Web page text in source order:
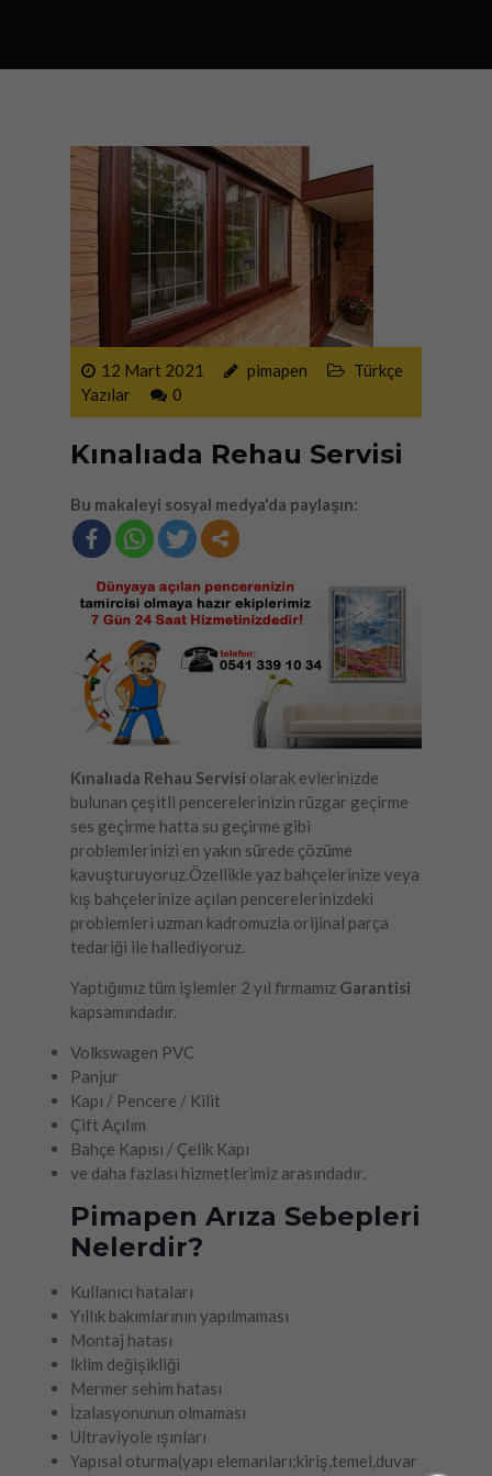
12 Mart 2021 pimapen
Türkçe
Yazılar
0
Kınalıada Rehau Servisi
Bu makaleyi sosyal medya'da paylaşın:
Kınalıada Rehau Servisi olarak evlerinizde
bulunan çeşitli pencerelerinizin rüzgar geçirme
ses geçirme hatta su geçirme gibi
problemlerinizi en yakın sürede çözüme
kavuşturuyoruz.Özellikle yaz bahçelerinize veya
kış bahçelerinize açılan pencerelerinizdeki
problemleri uzman kadromuzla orijinal parça
tedariği ile hallediyoruz.
Yaptığımız tüm işlemler 2 yıl firmamız Garantisi
kapsamındadır.
Volkswagen PVC
Panjur
Kapı / Pencere / Kilit
Çift Açılım
Bahçe Kapısı / Çelik Kapı
ve daha fazlası hizmetlerimiz arasındadır.
Pimapen Arıza Sebepleri
Nelerdir?
Kullanıcı hataları
Yıllık bakımlarının yapılmaması
Montaj hatası
İklim değişikliği
Mermer sehim hatası
İzalasyonunun olmaması
Ultraviyole ışınları
Yapısal oturma(yapı elemanları;kiriş,temel,duvar